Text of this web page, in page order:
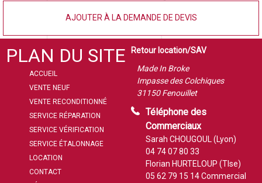
AJOUTER À LA DEMANDE DE DEVIS
PLAN DU SITE
ACCUEIL
VENTE NEUF
VENTE RECONDITIONNÉ
SERVICE RÉPARATION
SERVICE VÉRIFICATION
SERVICE ÉTALONNAGE
LOCATION
CONTACT
Retour location/SAV
Made In Broke
Impasse des Colchiques
31150 Fenouillet
Téléphone des
Commerciaux
Sarah CHOUGOUL (Lyon)
04 74 07 80 33
Florian HURTELOUP (Tlse)
05 62 79 15 14Commercial